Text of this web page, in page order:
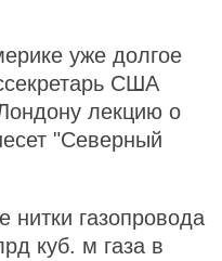
уже долгое
США
лекцию о
"Северный
нитки газопровода
куб. м газа в